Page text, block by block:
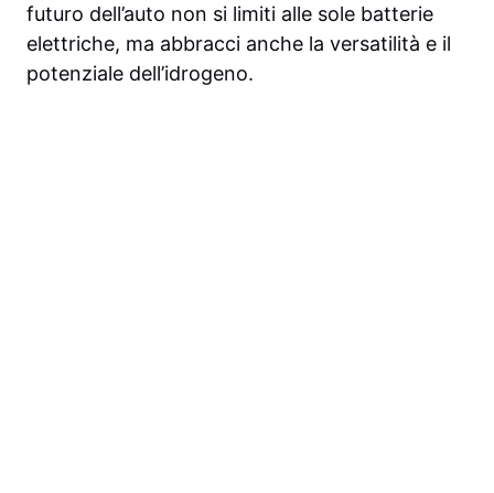
futuro dell’auto non si limiti alle sole batterie
elettriche, ma abbracci anche la versatilità e il
potenziale dell’idrogeno.